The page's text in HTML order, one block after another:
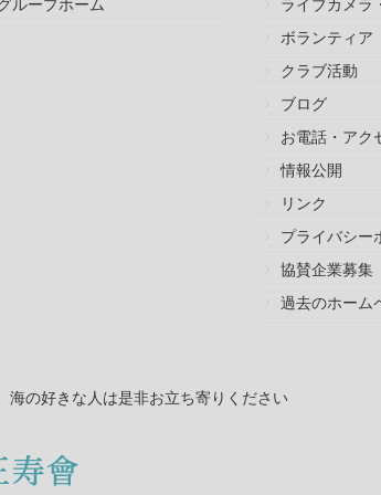
ループホーム
ライブカメラ
ボランティア
クラブ活動
ブログ
お電話・アク
情報公開
リンク
プライバシー
協賛企業募集
過去のホーム
海の好きな人は是非お立ち寄りください